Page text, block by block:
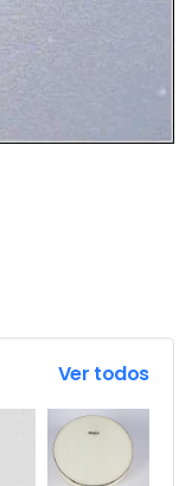
Ver todos